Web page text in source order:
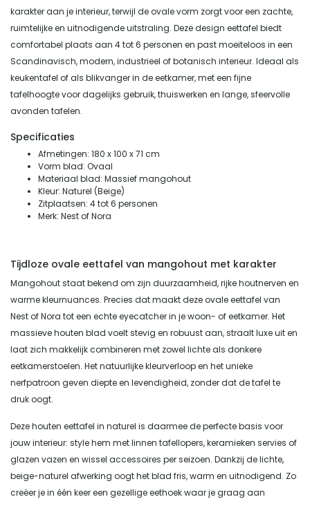
karakter aan je interieur, terwijl de ovale vorm zorgt voor een zachte,
ruimtelijke en uitnodigende uitstraling. Deze design eettafel biedt
comfortabel plaats aan 4 tot 6 personen en past moeiteloos in een
Scandinavisch, modern, industrieel of botanisch interieur. Ideaal als
keukentafel of als blikvanger in de eetkamer, met een fijne
tafelhoogte voor dagelijks gebruik, thuiswerken en lange, sfeervolle
avonden tafelen.
Specificaties
Afmetingen: 180 x 100 x 71 cm
Vorm blad: Ovaal
Materiaal blad: Massief mangohout
Kleur: Naturel (Beige)
Zitplaatsen: 4 tot 6 personen
Merk: Nest of Nora
Tijdloze ovale eettafel van mangohout met karakter
Mangohout staat bekend om zijn duurzaamheid, rijke houtnerven en
warme kleurnuances. Precies dat maakt deze ovale eettafel van
Nest of Nora tot een echte eyecatcher in je woon- of eetkamer. Het
massieve houten blad voelt stevig en robuust aan, straalt luxe uit en
laat zich makkelijk combineren met zowel lichte als donkere
eetkamerstoelen. Het natuurlijke kleurverloop en het unieke
nerfpatroon geven diepte en levendigheid, zonder dat de tafel te
druk oogt.
Deze houten eettafel in naturel is daarmee de perfecte basis voor
jouw interieur: style hem met linnen tafellopers, keramieken servies of
glazen vazen en wissel accessoires per seizoen. Dankzij de lichte,
beige-naturel afwerking oogt het blad fris, warm en uitnodigend. Zo
creëer je in één keer een gezellige eethoek waar je graag aan